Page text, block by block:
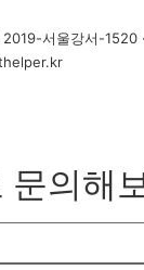
서울강서-1520
문의해